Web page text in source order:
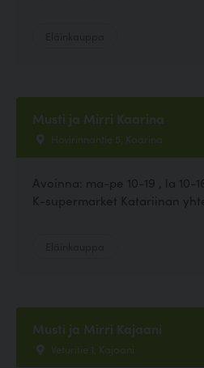
Musti ja Mirri Kaarina
Hovirinnantie 5, Kaarina
Avoinna: ma-pe 10-19 , la 10-
K-supermarket Katariinan
Musti ja Mirri Kajaani
Veturitie 1, Kajaani